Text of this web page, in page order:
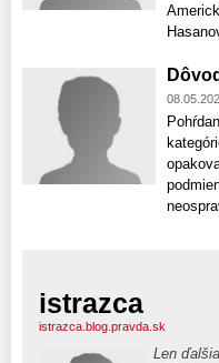
istrazca
istrazca.blog.pravda.sk
Len